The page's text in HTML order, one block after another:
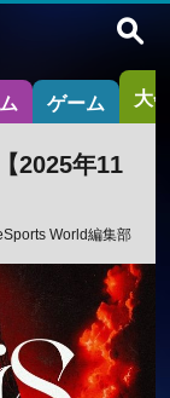
ゲーム 大
2025年11
World編集部